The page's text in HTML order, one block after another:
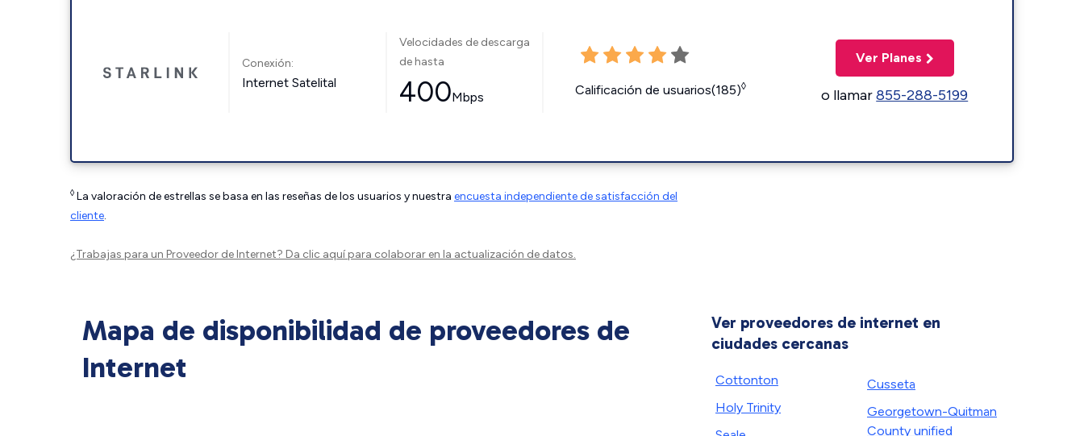
Conexión:
Internet Satelital
Velocidades de descarga
de hasta
400Mbps Calificación de usuarios(185)◊
Ver Planes
o llamar855-288-5199
◊ La valoración de estrellas se basa en las reseñas de los usuarios y nuestra encuesta independiente de satisfacción del
cliente.
¿Trabajas para un Proveedor de Internet? Da clic aquípara colaborar en la actualización de datos.
Mapa de disponibilidad de proveedores de
Internet
Ver proveedores de internet en
ciudades cercanas
Cottonton
Holy Trinity
Cusseta
Georgetown-Quitman
County unified